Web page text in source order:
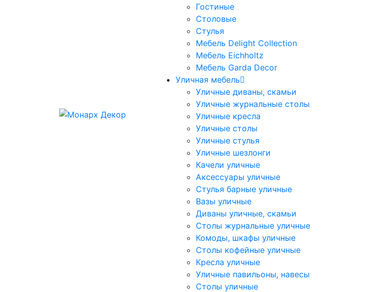
Гостиные
Столовые
Стулья
Мебель Delight Collection
Мебель Eichholtz
Мебель Garda Decor
Уличная мебель
Уличные диваны, скамьи
Уличные журнальные столы
Уличные кресла
Уличные столы
Уличные стулья
Уличные шезлонги
Качели уличные
Аксессуары уличные
Стулья барные уличные
Вазы уличные
Диваны уличные, скамьи
Столы журнальные уличные
Комоды, шкафы уличные
Столы кофейные уличные
Кресла уличные
Уличные павильоны, навесы
Столы уличные